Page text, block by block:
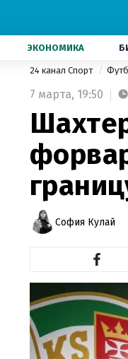
ЭКОНОМИКА
24 канал Спорт
7 марта, 19:50
София Кулай